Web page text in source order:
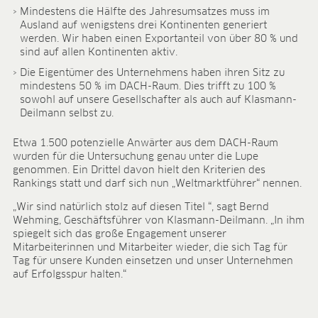
Qualität & Zertifikate
Liefersicherheit
Kontakt
KARRIERE
Stellenangebote
Benefits
Ausbildung und duales Studium
Das sagt unser Team
Kontakt
MEDIATHEK
Anwendungsvideos
Virtual Reality Videos
Produktblätter
Mindestens die Hälfte des Jahresumsatzes muss im
Ausland auf wenigstens drei Kontinenten generiert
werden. Wir haben einen Exportanteil von über 80 % und
sind auf allen Kontinenten aktiv.
Die Eigentümer des Unternehmens haben ihren Sitz zu
mindestens 50 % im DACH-Raum. Dies trifft zu 100 %
sowohl auf unsere Gesellschafter als auch auf Klasmann-
Deilmann selbst zu.
Etwa 1.500 potenzielle Anwärter aus dem DACH-Raum
wurden für die Untersuchung genau unter die Lupe
genommen. Ein Drittel davon hielt den Kriterien des
Rankings statt und darf sich nun „Weltmarktführer“ nennen.
„Wir sind natürlich stolz auf diesen Titel “, sagt Bernd
Wehming, Geschäftsführer von Klasmann-Deilmann. „In ihm
spiegelt sich das große Engagement unserer
Mitarbeiterinnen und Mitarbeiter wieder, die sich Tag für
Tag für unsere Kunden einsetzen und unser Unternehmen
auf Erfolgsspur halten.“